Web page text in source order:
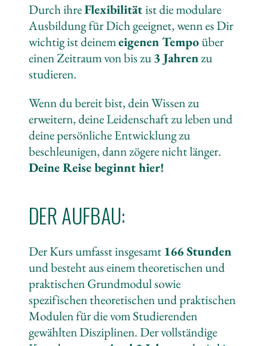
Durch ihreFlexibilitätist die modulare
Ausbildung für Dich geeignet, wenn es Dir
wichtig ist deinemeigenen Tempoüber
einen Zeitraum von bis zu3 Jahrenzu
studieren.
Wenn du bereit bist, dein Wissen zu
erweitern, deine Leidenschaft zu leben und
deine persönliche Entwicklung zu
beschleunigen, dann zögere nicht länger.
Deine Reise beginnt hier!
DER AUFBAU:
Der Kurs umfasst insgesamt 166 Stunden
und besteht aus einem theoretischen und
praktischen Grundmodul sowie
spezifischen theoretischen und praktischen
Modulen für die vom Studierenden
gewählten Disziplinen. Der vollständige